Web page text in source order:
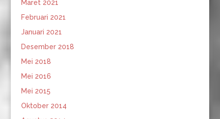
Maret 2021
Februari 2021
Januari 2021
Desember 2018
Mei 2018
Mei 2016
Mei 2015
Oktober 2014